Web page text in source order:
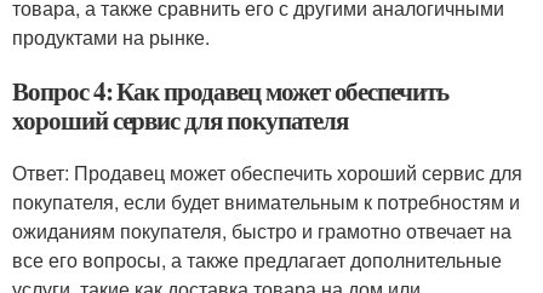
товара, а также сравнить его с другими аналогичными
продуктами на рынке.
Вопрос 4: Как продавец может обеспечить
хороший сервис для покупателя
Ответ: Продавец может обеспечить хороший сервис для
покупателя, если будет внимательным к потребностям и
ожиданиям покупателя, быстро и грамотно отвечает на
все его вопросы, а также предлагает дополнительные